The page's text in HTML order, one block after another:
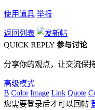
使用道具 举报
返回列表
QUICK REPLY 参与讨论
分享你的观点，让交流保
高级模式
B Color Image Link Quote
您需要登录后才可以回帖